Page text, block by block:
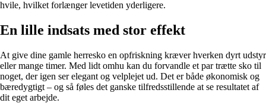
hvile, hvilket forlænger levetiden yderligere.
En lille indsats med stor effekt
At give dine gamle herresko en opfriskning kræver hverken dyrt udstyr
eller mange timer. Med lidt omhu kan du forvandle et par trætte sko til
noget, der igen ser elegant og velplejet ud. Det er både økonomisk og
bæredygtigt – og så føles det ganske tilfredsstillende at se resultatet af
dit eget arbejde.